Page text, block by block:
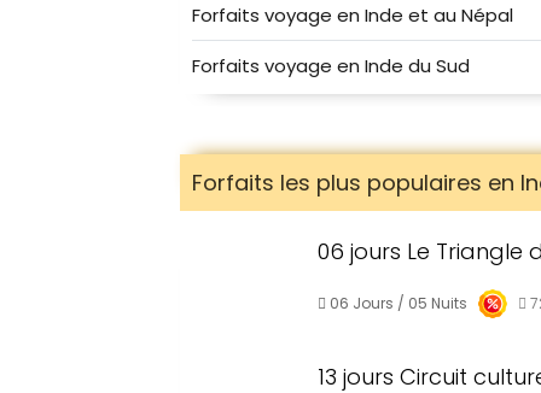
Forfaits voyage en Inde et au Népal
Forfaits voyage en Inde du Sud
Forfaits les plus populaires en
06 jours Le Triangle
06 Jours / 05 Nuits
13 jours Circuit